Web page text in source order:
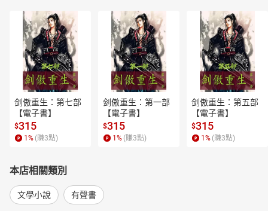
剑傲重生：第七部
【電子書】
$315
1 % (賺3點)
剑傲重生：第一部
【電子書】
$315
1 % (賺3點)
剑傲重生：第五部
【電子書】
$315
1 % (賺3點)
本店相關類別
文學小說 有聲書